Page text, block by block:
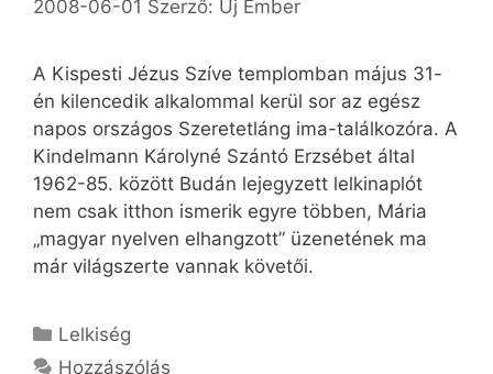
2008-06-01 Szerző: Új Ember
A Kispesti Jézus Szíve templomban május 31-
én kilencedik alkalommal kerül sor az egész
napos országos Szeretetláng ima-találkozóra. A
Kindelmann Károlyné Szántó Erzsébet által
1962-85. között Budán lejegyzett lelkinaplót
nem csak itthon ismerik egyre többen, Mária
„magyar nyelven elhangzott” üzenetének ma
már világszerte vannak követői.
Kategória
Lelkiség
Hozzászólás